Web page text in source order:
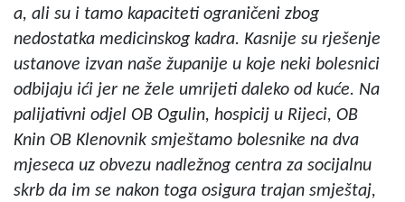
a, ali su i tamo kapaciteti ograničeni zbog
nedostatka medicinskog kadra. Kasnije su rješenje
ustanove izvan naše županije u koje neki bolesnici
odbijaju ići jer ne žele umrijeti daleko od kuće. Na
palijativni odjel OB Ogulin, hospicij u Rijeci, OB
Knin OB Klenovnik smještamo bolesnike na dva
mjeseca uz obvezu nadležnog centra za socijalnu
skrb da im se nakon toga osigura trajan smještaj,